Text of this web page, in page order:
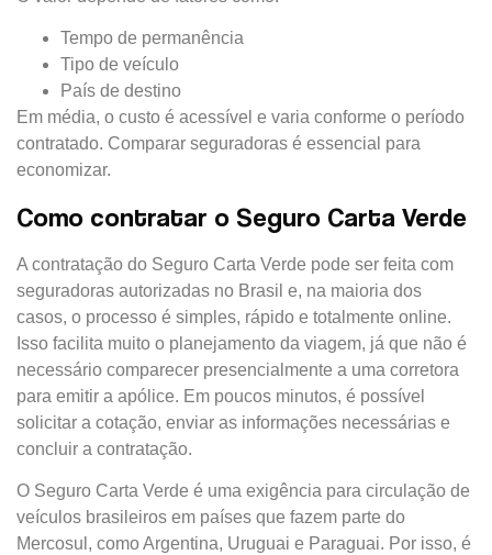
Tempo de permanência
Tipo de veículo
País de destino
Em média, o custo é acessível e varia conforme o período
contratado. Comparar seguradoras é essencial para
economizar.
Como contratar o Seguro Carta Verde
A contratação do Seguro Carta Verde pode ser feita com
seguradoras autorizadas no Brasil e, na maioria dos
casos, o processo é simples, rápido e totalmente online.
Isso facilita muito o planejamento da viagem, já que não é
necessário comparecer presencialmente a uma corretora
para emitir a apólice. Em poucos minutos, é possível
solicitar a cotação, enviar as informações necessárias e
concluir a contratação.
O Seguro Carta Verde é uma exigência para circulação de
veículos brasileiros em países que fazem parte do
Mercosul, como Argentina, Uruguai e Paraguai. Por isso, é